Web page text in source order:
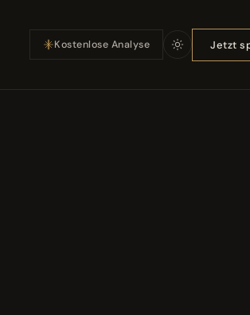
Kostenlose Analyse Jetzt